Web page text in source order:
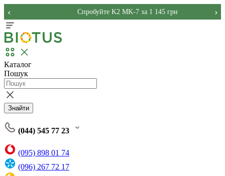
Спробуйте K2 MK-7 за 1 145 грн
‹ ›
Каталог
Пошук
Знайти
(044) 545 77 23
(095) 898 01 74
(096) 267 72 17